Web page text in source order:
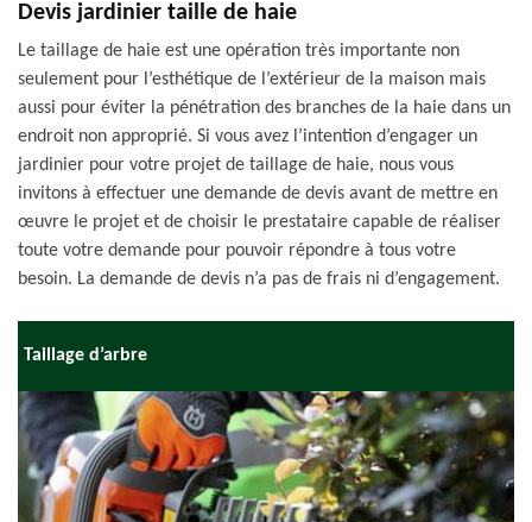
Devis jardinier taille de haie
Le taillage de haie est une opération très importante non
seulement pour l’esthétique de l’extérieur de la maison mais
aussi pour éviter la pénétration des branches de la haie dans un
endroit non approprié. Si vous avez l’intention d’engager un
jardinier pour votre projet de taillage de haie, nous vous
invitons à effectuer une demande de devis avant de mettre en
œuvre le projet et de choisir le prestataire capable de réaliser
toute votre demande pour pouvoir répondre à tous votre
besoin. La demande de devis n’a pas de frais ni d’engagement.
Taillage d’arbre